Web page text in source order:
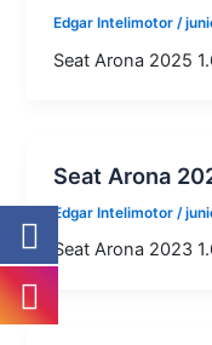
Edgar Intelimotor/
Seat Arona 2025
Seat Arona
Edgar Intelimotor /
Seat Arona 2023